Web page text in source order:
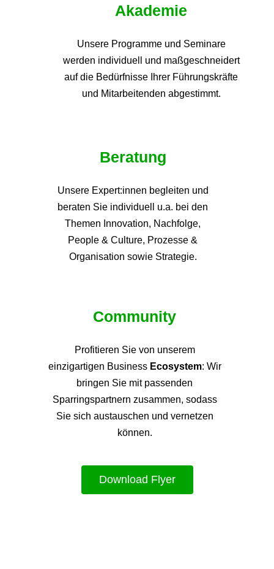
Akademie
Unsere Programme und Seminare
werden individuell und maßgeschneidert
auf die Bedürfnisse Ihrer Führungskräfte
und Mitarbeitenden abgestimmt.
Beratung
Unsere Expert:innen begleiten und
beraten Sie individuell u.a. bei den
Themen Innovation, Nachfolge,
People & Culture, Prozesse &
Organisation sowie Strategie.
Community
Profitieren Sie von unserem
einzigartigen Business Ecosystem: Wir
bringen Sie mit passenden
Sparringspartnern zusammen, sodass
Sie sich austauschen und vernetzen
können.
Download Flyer